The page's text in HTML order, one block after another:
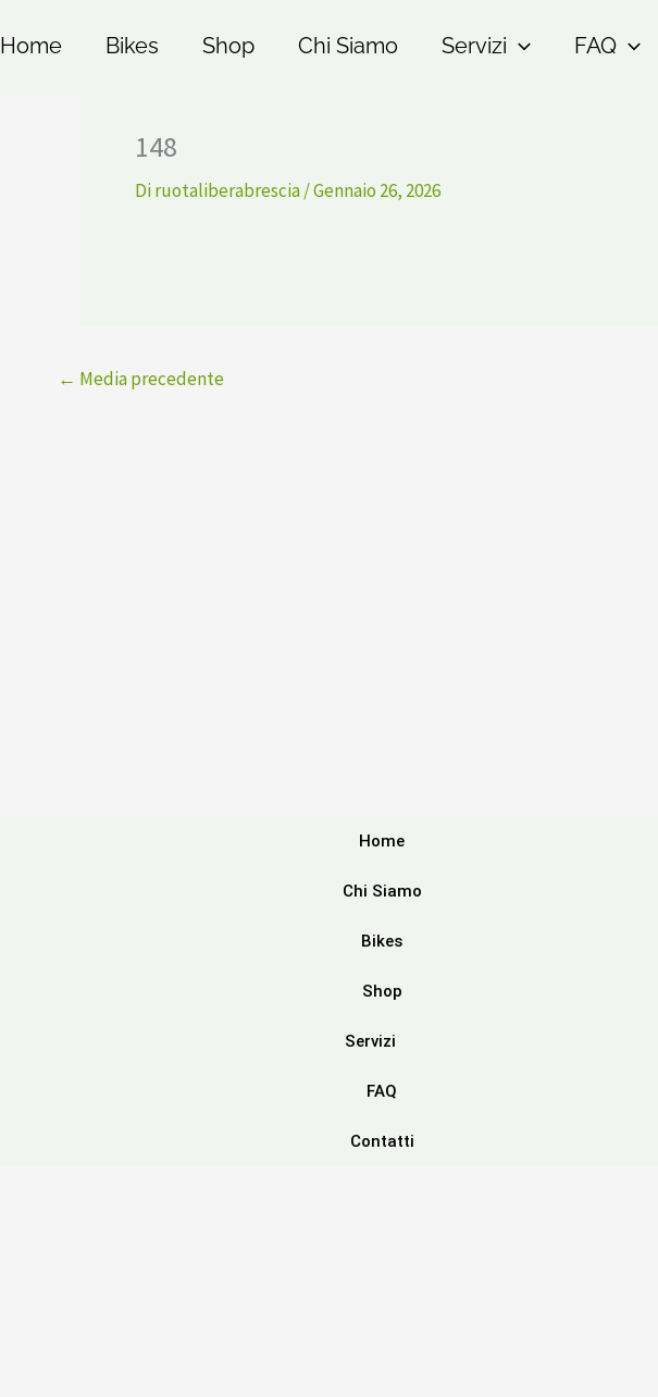
Home Bikes Shop Chi Siamo Servizi FAQ
148
Diruotaliberabrescia/Gennaio 26, 2026
← Media precedente
Home
Chi Siamo
Bikes
Shop
Servizi
FAQ
Contatti